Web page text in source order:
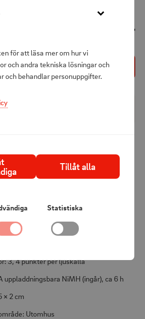
för att läsa mer om hur vi
och andra tekniska lösningar och
och behandlar personuppgifter.
Tillåt alla
Statistiska
129 kr
Köp nu
ljus under natten. Perfekta för
Integrerad sensor tänder
vid skymning.
3, 4 punkter per ljuskälla
uppladdningsbara NiMH (ingår), ca 6 h
× 2 cm
Utomhus